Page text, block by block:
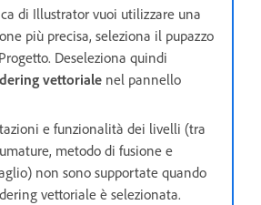
di Illustrator vuoi utilizzare una
più precisa, seleziona il pupazzo
Deseleziona quindi
vettoriale nel pannello
e funzionalità dei livelli (tra
metodo di fusione e
non sono supportate quando
vettoriale è selezionata.